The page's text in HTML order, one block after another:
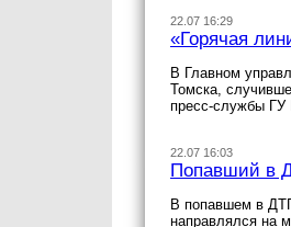
22.07 16:29
«Горячая
В Главном
Томска,
пресс-службы ГУ
22.07 16:03
Попавший в
В попавшем в
направлялся на